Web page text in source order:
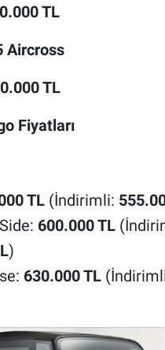
TL
Aircross
TL
Fiyatları
TL(İndirimli:
600.000 TL
)
630.000 TL